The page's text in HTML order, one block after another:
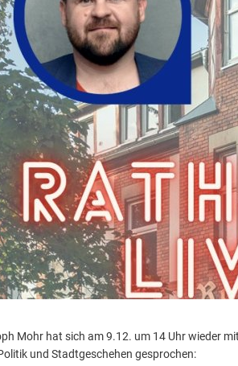
Mohr hat sich am 9.12. um 14 Uhr wieder
und Stadtgeschehen gesprochen: